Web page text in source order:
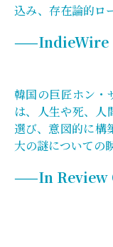
込み、存在論的ロ
——IndieWire
韓国の巨匠ホン・
は、人生や死、人
選び、意図的に構
大の謎についての
——In Review